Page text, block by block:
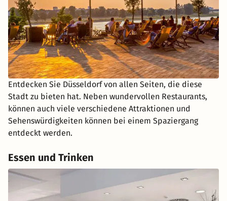
Entdecken Sie Düsseldorf von allen Seiten, die diese
Stadt zu bieten hat. Neben wundervollen Restaurants,
können auch viele verschiedene Attraktionen und
Sehenswürdigkeiten können bei einem Spaziergang
entdeckt werden.
Essen und Trinken